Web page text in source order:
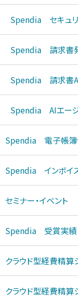
Spendia セキュリ
Spendia 請求書
Spendia 請求書
Spendia AIエー
Spendia 電子帳簿
Spendia インボイ
セミナー・イベント
Spendia 受賞実績
クラウド型経費精
クラウド型経費精